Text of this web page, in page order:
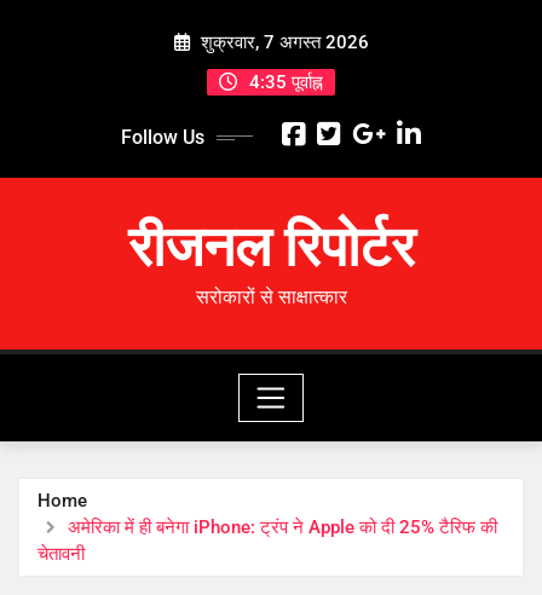
शुक्रवार, 7 अगस्त 2026
4:35 पूर्वाह्न
Follow Us
रीजनल रिपोर्टर
सरोकारों से साक्षात्कार
Home
अमेरिका में ही बनेगा iPhone: ट्रंप ने Apple को दी 25% टैरिफ की
चेतावनी